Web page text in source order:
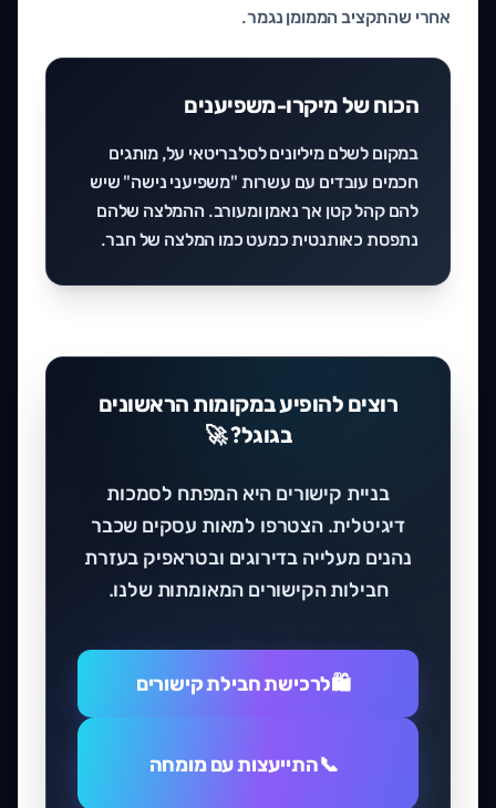
אחרי שהתקציב הממומן נגמר.
הכוח של מיקרו-משפיענים
במקום לשלם מיליונים לסלבריטאי על, מותגים
חכמים עובדים עם עשרות "משפיעני נישה" שיש
להם קהל קטן אך נאמן ומעורב. ההמלצה שלהם
נתפסת כאותנטית כמעט כמו המלצה של חבר.
רוצים להופיע במקומות הראשונים
בגוגל? 🚀
בניית קישורים היא המפתח לסמכות
דיגיטלית. הצטרפו למאות עסקים שכבר
נהנים מעלייה בדירוגים ובטראפיק בעזרת
חבילות הקישורים המאומתות שלנו.
🛍️לרכישת חבילת קישורים
📞התייעצות עם מומחה